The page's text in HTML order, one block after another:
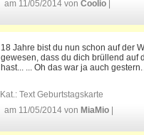
am 11/05/2014 von Coolio
18 Jahre bist du nun schon auf der
gewesen, dass du dich brüllend auf
hast... ... Oh das war ja auch
Kat.: Text Geburtstagskarte
am 11/05/2014 von MiaMio